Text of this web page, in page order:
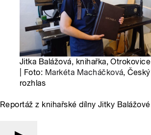
Jitka Balážová, knihařka, Otrokovice
| Foto: Markéta Macháčková, Český
rozhlas
Reportáž z knihařské dílny Jitky Balážové